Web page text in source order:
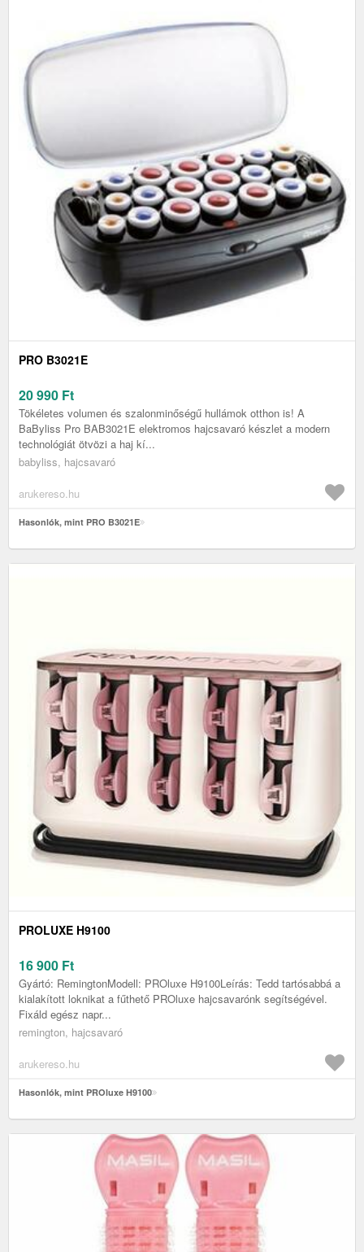
PRO B3021E
20 990 Ft
Tökéletes volumen és szalonminőségű hullámok otthon is! A
BaByliss Pro BAB3021E elektromos hajcsavaró készlet a modern
technológiát ötvözi a haj kí...
babyliss, hajcsavaró
arukereso.hu
Hasonlók, mint PRO B3021E
PROLUXE H9100
16 900 Ft
Gyártó: RemingtonModell: PROluxe H9100Leírás: Tedd tartósabbá a
kialakított loknikat a fűthető PROluxe hajcsavarónk segítségével.
Fixáld egész napr...
remington, hajcsavaró
arukereso.hu
Hasonlók, mint PROluxe H9100